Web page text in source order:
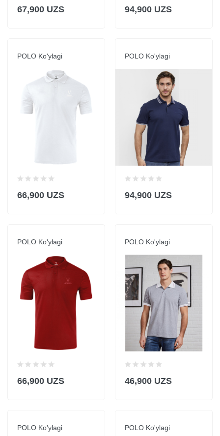
94,900 UZS
67,900 UZS
POLO Ko'ylagi
94,900 UZS
POLO Ko'ylagi
66,900 UZS
POLO Ko'ylagi
46,900 UZS
POLO Ko'ylagi
66,900 UZS
POLO Ko'ylagi
POLO Ko'ylagi